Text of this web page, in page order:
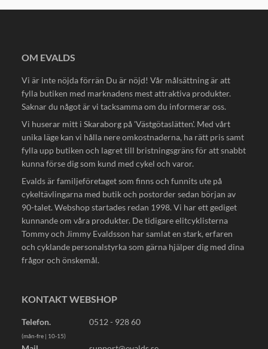
OM EVALDS
Vi är inte nöjda förrän Du är nöjd! Vår målsättning är att
fylla butiken med marknadens mest attraktiva produkter.
Saknar du något är vi tacksamma om du informerar oss.
Vi huserar mitt i Skaraborg på 'Västgötaslätten'. Med vårt
unika läge kan vi hålla nere omkostnaderna, ha rätt pris samt
fylla upp butiken och lagret till bristningsgräns för att snabbt
kunna förse dig som kund med cykel och varor.
Evalds är familjeföretaget som finns och funnits ute på
cykeltävlingarna med butik och postorder sedan början av
90-talet. Webshop startades redan 1998. Vi har ett gediget
kunnande om våra produkter. De tidigare elitcyklisterna
Tommy och Jimmy Evaldsson har samlat en stark, erfaren
och cyklande personalstyrka som gärna hjälper dig med dina
frågor och önskemål.
KONTAKT WEBSHOP
Telefon. 0512 - 928 60
(mån-fre | 10-15)